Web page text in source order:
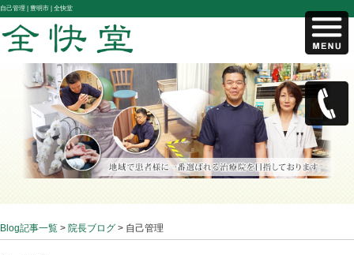
自己管理 |豊明市 | 全快堂